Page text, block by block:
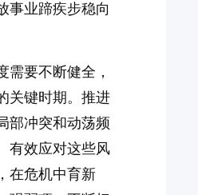
事业蹄疾步稳向
要不断健全，
关键时期。推进
部冲突和动荡频
有效应对这些风
在危机中育新